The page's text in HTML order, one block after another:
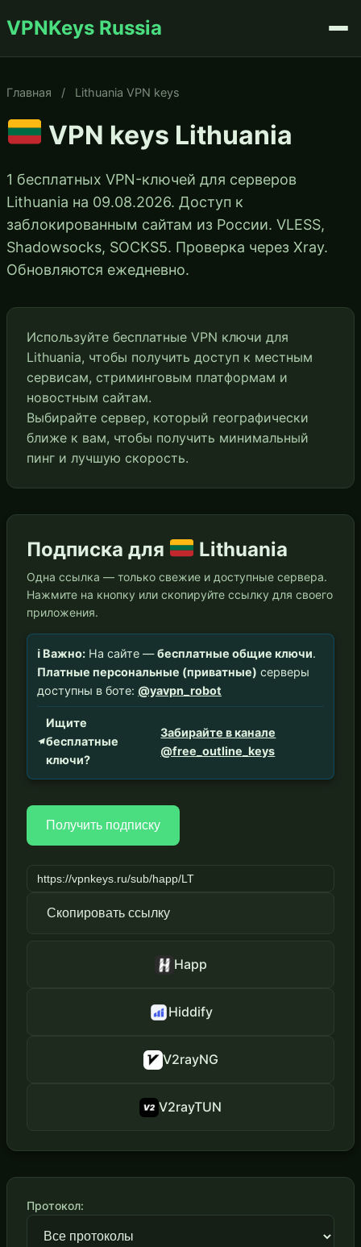
VPNKeys Russia
Главная / Lithuania VPN keys
VPN keys Lithuania
1 бесплатных VPN-ключей для серверов
Lithuania на 09.08.2026. Доступ к
заблокированным сайтам из России. VLESS,
Shadowsocks, SOCKS5. Проверка через Xray.
Обновляются ежедневно.
Используйте бесплатные VPN ключи для
Lithuania, чтобы получить доступ к местным
сервисам, стриминговым платформам и
новостным сайтам.
Выбирайте сервер, который географически
ближе к вам, чтобы получить минимальный
пинг и лучшую скорость.
Подписка для Lithuania
Одна ссылка — только свежие и доступные сервера.
Нажмите на кнопку или скопируйте ссылку для своего
приложения.
ℹ️ Важно: На сайте —бесплатные общие ключи.
Платные персональные (приватные) серверы
доступны в боте: @yavpn_robot
Ищите
бесплатные
ключи?
Забирайте в канале
@free_outline_keys
Получить подписку
Скопировать ссылку
Happ
Hiddify
V2rayNG
V2rayTUN
Протокол: